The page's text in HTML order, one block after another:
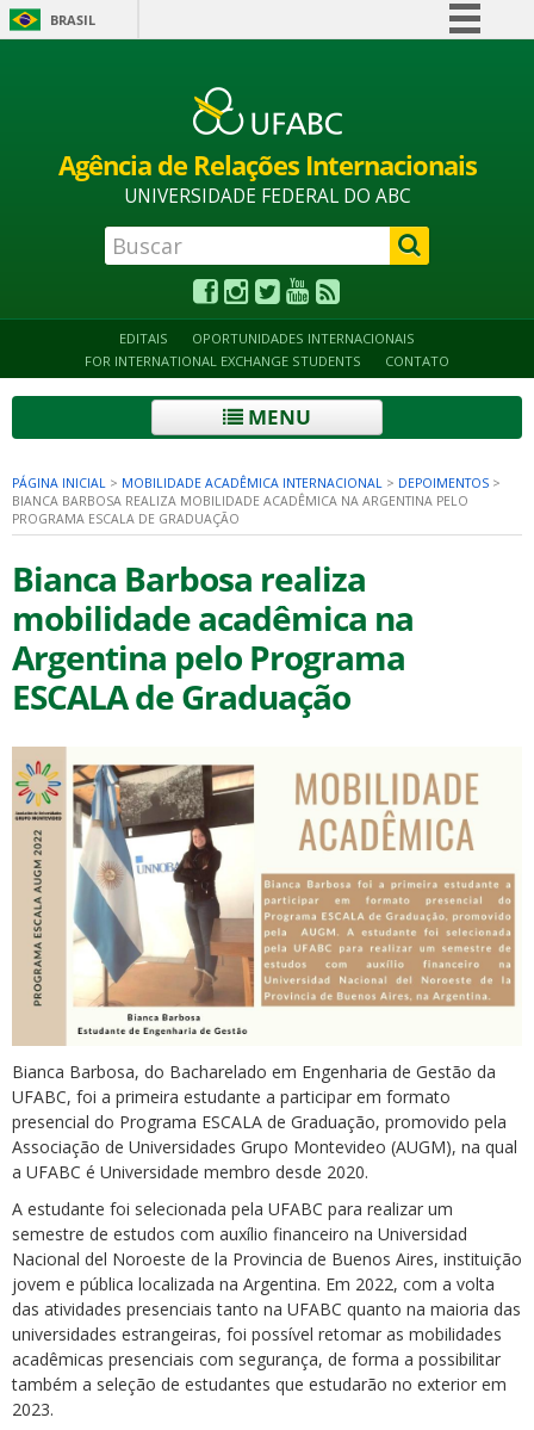
BRASIL
Acesso à informação
Canais
Agência de Relações Internacionais
UNIVERSIDADE FEDERAL DO ABC
EDITAIS
OPORTUNIDADES INTERNACIONAIS
FOR INTERNATIONAL EXCHANGE STUDENTS
CONTATO
MENU
PÁGINA INICIAL > MOBILIDADE ACADÊMICA INTERNACIONAL > DEPOIMENTOS >
BIANCA BARBOSA REALIZA MOBILIDADE ACADÊMICA NA ARGENTINA PELO
PROGRAMA ESCALA DE GRADUAÇÃO
Bianca Barbosa realiza
mobilidade acadêmica na
Argentina pelo Programa
ESCALA de Graduação
Bianca Barbosa, do Bacharelado em Engenharia de Gestão da
UFABC, foi a primeira estudante a participar em formato
presencial do Programa ESCALA de Graduação, promovido pela
Associação de Universidades Grupo Montevideo (AUGM), na qual
a UFABC é Universidade membro desde 2020.
A estudante foi selecionada pela UFABC para realizar um
semestre de estudos com auxílio financeiro na Universidad
Nacional del Noroeste de la Provincia de Buenos Aires, instituição
jovem e pública localizada na Argentina. Em 2022, com a volta
das atividades presenciais tanto na UFABC quanto na maioria das
universidades estrangeiras, foi possível retomar as mobilidades
acadêmicas presenciais com segurança, de forma a possibilitar
também a seleção de estudantes que estudarão no exterior em
2023.